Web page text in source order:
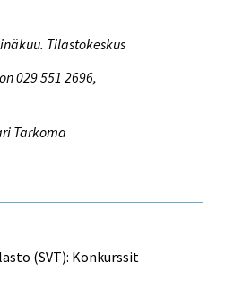
Tilastokeskus
029 551 2696,
Tarkoma
(SVT): Konkurssit